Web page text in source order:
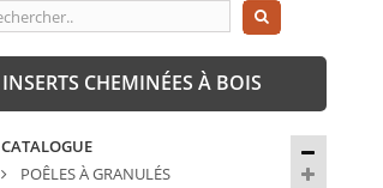
INSERTS CHEMINÉES À BOIS
CATALOGUE
POÊLES À GRANULÉS